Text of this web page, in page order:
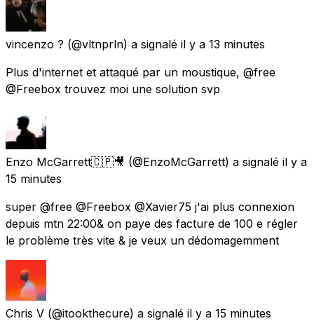
vincenzo ? (@vltnprln) a signalé il y a 13 minutes
Plus d'internet et attaqué par un moustique, @free
@Freebox trouvez moi une solution svp
Enzo McGarrett🇨🇵🎥 (@EnzoMcGarrett) a signalé il y a
15 minutes
super @free @Freebox @Xavier75 j'ai plus connexion
depuis mtn 22:00& on paye des facture de 100 e régler
le problème très vite & je veux un dédomagemment
Chris V (@itookthecure) a signalé il y a 15 minutes